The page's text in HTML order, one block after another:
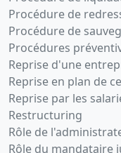
Procédure de
Procédure de
Procédures
Reprise d'une
Reprise en plan de
Reprise par les
Restructuring
Rôle de
Rôle du mandataire